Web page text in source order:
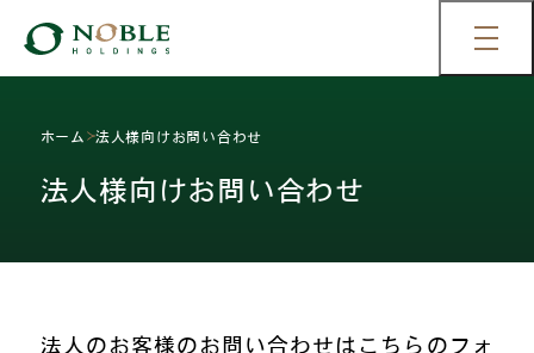
ホーム 法人様向けお問い合わせ
法人様向けお問い合わせ
法人のお客様のお問い合わせはこちらのフォ